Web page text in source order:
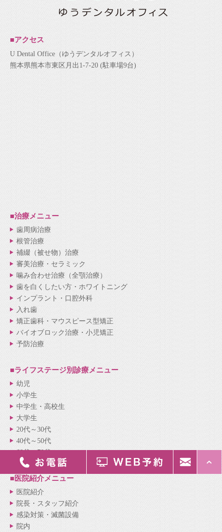
■アクセス
U Dental Office（ゆうデンタルオフィス）
熊本県熊本市東区月出1-7-20 (駐車場9台)
■治療メニュー
歯周病治療
根管治療
補綴（被せ物）治療
審美治療・セラミック
噛み合わせ治療（全顎治療）
歯を白くしたい方・ホワイトニング
インプラント・口腔外科
入れ歯
矯正歯科・マウスピース型矯正
バイオブロック治療・小児矯正
予防治療
■ライフステージ別診療メニュー
幼児
小学生
中学生・高校生
大学生
20代～30代
40代～50代
60代～70代
■医院紹介メニュー
医院紹介
院長・スタッフ紹介
感染対策・滅菌設備
院内